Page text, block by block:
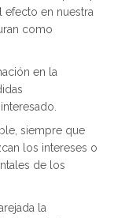
efecto en nuestra
como
en la
siempre que
los intereses o
de los
la